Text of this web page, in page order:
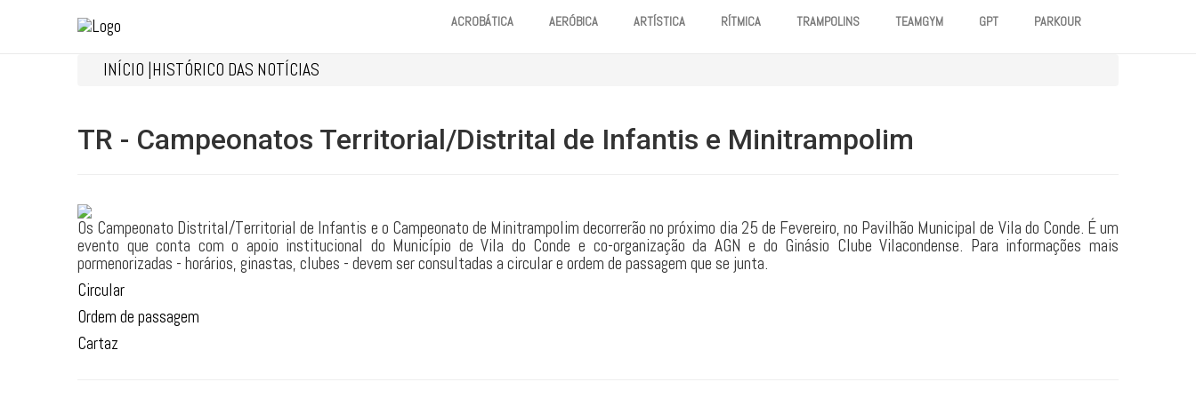
ACROBÁTICA AERÓBICA ARTÍSTICA RÍTMICA TRAMPOLINS TEAMGYM GPT PARKOUR
INÍCIO |HISTÓRICO DAS NOTÍCIAS
TR - Campeonatos Territorial/Distrital de Infantis e Minitrampolim
Os Campeonato Distrital/Territorial de Infantis e o Campeonato de Minitrampolim decorrerão no próximo dia 25 de Fevereiro, no Pavilhão Municipal de Vila do Conde. É um
evento que conta com o apoio institucional do Município de Vila do Conde e co-organização da AGN e do Ginásio Clube Vilacondense. Para informações mais
pormenorizadas - horários, ginastas, clubes - devem ser consultadas a circular e ordem de passagem que se junta.
Circular
Ordem de passagem
Cartaz